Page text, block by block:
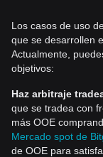
Los casos de uso
que se desarrollen
Actualmente,
objetivos:
Haz arbitraje
que se tradea con
más OOE
Mercado spot de
de OOE para